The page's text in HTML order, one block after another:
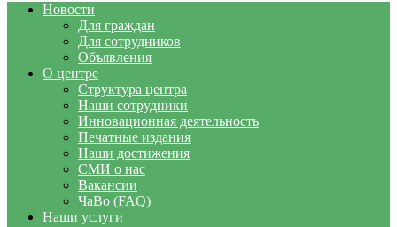
Новости
Для граждан
Для сотрудников
Объявления
О центре
Структура центра
Наши сотрудники
Инновационная деятельность
Печатные издания
Наши достижения
СМИ о нас
Вакансии
ЧаВо (FAQ)
Наши услуги